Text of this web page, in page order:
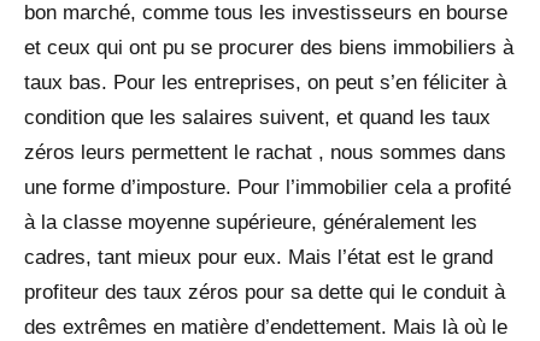
bon marché, comme tous les investisseurs en bourse
et ceux qui ont pu se procurer des biens immobiliers à
taux bas. Pour les entreprises, on peut s’en féliciter à
condition que les salaires suivent, et quand les taux
zéros leurs permettent le rachat , nous sommes dans
une forme d’imposture. Pour l’immobilier cela a profité
à la classe moyenne supérieure, généralement les
cadres, tant mieux pour eux. Mais l’état est le grand
profiteur des taux zéros pour sa dette qui le conduit à
des extrêmes en matière d’endettement. Mais là où le